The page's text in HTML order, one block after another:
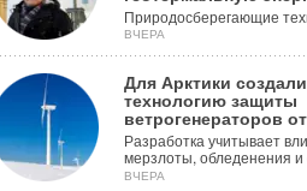
Природосберегающие
ВЧЕРА
Для Арктики создали
технологию защиты
ветрогенераторов
Разработка учитывает
мерзлоты, обледенения и
ВЧЕРА